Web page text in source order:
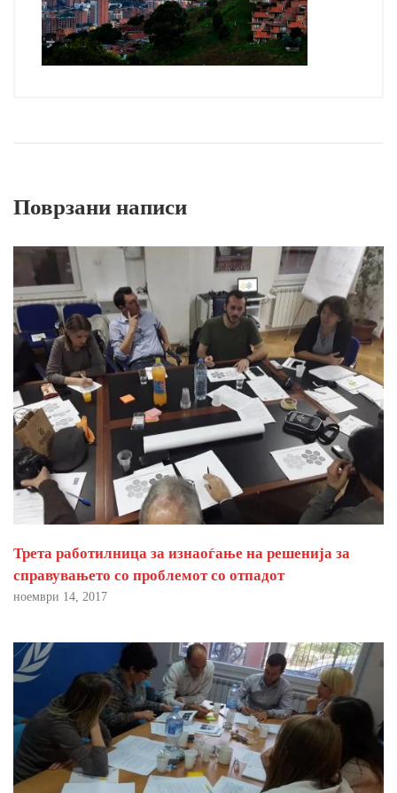
Поврзани написи
Трета работилница за изнаоѓање на решенија за
справувањето со проблемот со отпадот
ноември 14, 2017